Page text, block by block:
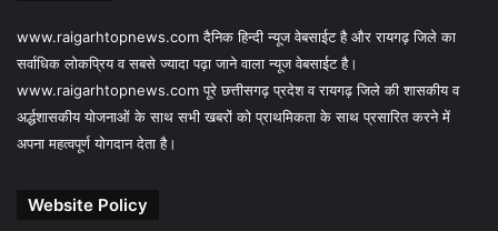
www.raigarhtopnews.com दैनिक हिन्दी न्यूज वेबसाईट है और रायगढ़ जिले का
सर्वाधिक लोकप्रिय व सबसे ज्यादा पढ़ा जाने वाला न्यूज वेबसाईट है।
www.raigarhtopnews.com पूरे छत्तीसगढ़ प्रदेश व रायगढ़ जिले की शासकीय व
अर्द्धशासकीय योजनाओं के साथ सभी खबरों को प्राथमिकता के साथ प्रसारित करने में
अपना महत्वपूर्ण योगदान देता है।
Website Policy